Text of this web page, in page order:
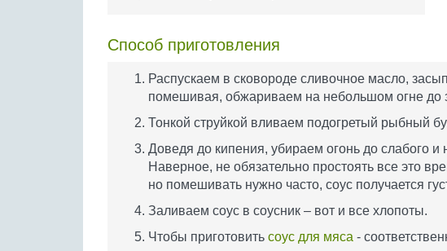
Способ приготовления
Распускаем в сковороде сливочное масло,
помешивая, обжариваем на небольшом огне до
Тонкой струйкой вливаем подогретый рыбный
Доведя до кипения, убираем огонь до слабого
Наверное, не обязательно простоять все это
но помешивать нужно часто, соус получается
Заливаем соус в соусник – вот и все хлопоты.
Чтобы приготовить соус для мяса -